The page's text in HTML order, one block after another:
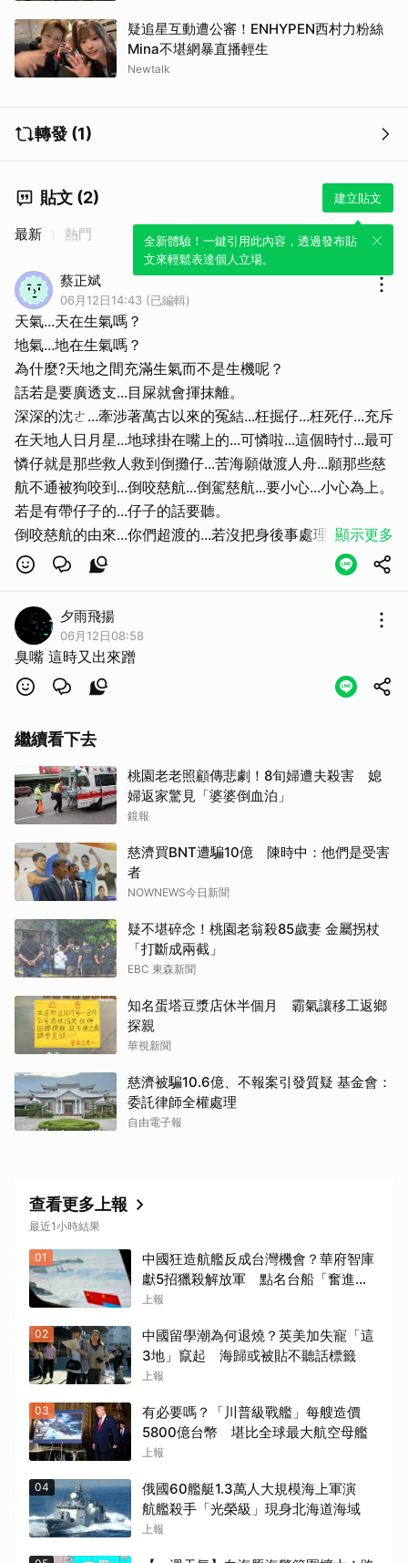
疑追星互動遭公審！ENHYPEN西村力粉絲
Mina不堪網暴直播輕生
Newtalk
轉發 (1)
貼文 (2) 建立貼文
全新體驗！一鍵引用此內容，透過發布貼
文來輕鬆表達個人立場。
最新 熱門
蔡正斌
06月12日14:43 (已編輯)
天氣...天在生氣嗎？
地氣...地在生氣嗎？
為什麼?天地之間充滿生氣而不是生機呢？
話若是要廣透支...目屎就會揮抹離。
深深的沈ㄜ...牽涉著萬古以來的冤結...枉掘仔...枉死仔...充斥
在天地人日月星...地球掛在嘴上的...可憐啦...這個時忖...最可
憐仔就是那些救人救到倒攤仔...苦海願做渡人舟...願那些慈
航不通被狗咬到...倒咬慈航...倒駕慈航...要小心...小心為上。
若是有帶仔子的...仔子的話要聽。
倒咬慈航的由來...你們超渡的...若沒把身後事處理乾淨...你
們超渡的就會倒咬慈航。
奉勸有在超渡的...趕快執持治感冒咒+療病咒...如此就不會
發生倒咬慈航。
顯示更多
夕雨飛揚
06月12日08:58
臭嘴 這時又出來蹭
繼續看下去
桃園老老照顧傳悲劇！8旬婦遭夫殺害 媳
婦返家驚見「婆婆倒血泊」
鏡報
慈濟買BNT遭騙10億 陳時中：他們是受害
者
NOWNEWS今日新聞
疑不堪碎念！桃園老翁殺85歲妻 金屬拐杖
「打斷成兩截」
EBC 東森新聞
知名蛋塔豆漿店休半個月 霸氣讓移工返鄉
探親
華視新聞
慈濟被騙10.6億、不報案引發質疑 基金會：
委託律師全權處理
自由電子報
查看更多上報
最近1小時結果
01
中國狂造航艦反成台灣機會？華府智庫
獻5招獵殺解放軍 點名台船「奮進魔
鬼魚」出戰
上報
02
中國留學潮為何退燒？英美加失寵「這
3地」竄起 海歸或被貼不聽話標籤
上報
03
有必要嗎？「川普級戰艦」每艘造價
5800億台幣 堪比全球最大航空母艦
上報
04
俄國60艦艇1.3萬人大規模海上軍演
航艦殺手「光榮級」現身北海道海域
上報
取消